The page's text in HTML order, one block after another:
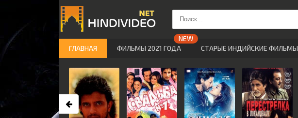
ГЛАВНАЯ ФИЛЬМЫ 2021 ГОДА СТАРЫЕ ИНДИЙСКИЕ ФИЛЬМЫ